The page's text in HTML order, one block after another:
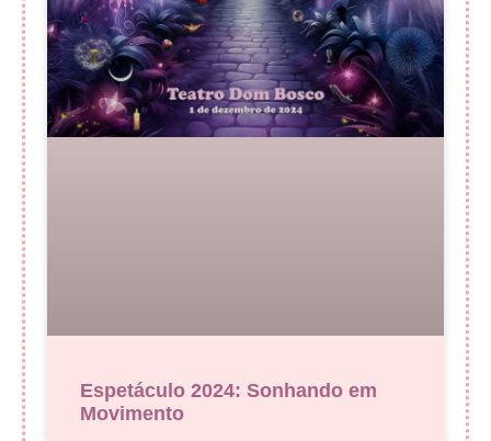
Espetáculo 2024: Sonhando em
Movimento